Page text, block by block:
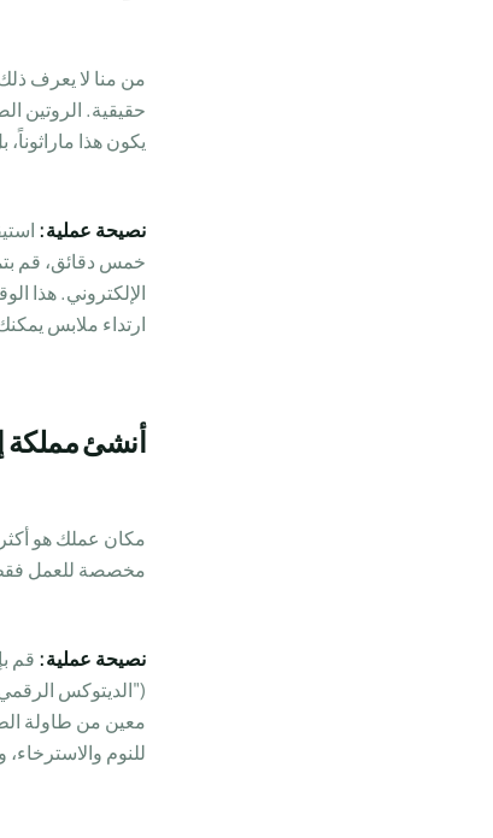
من منا لا يعرف
حقيقية. الروتين
يكون هذا
نصيحة عملية:
خمس دقائق، قم
الإلكتروني. هذا
ارتداء ملابس
أنشئ مملكة
مكان عملك هو
مخصصة للعمل
نصيحة عملية: قم
("الديتوكس
معين من طاولة
للنوم والاسترخاء،